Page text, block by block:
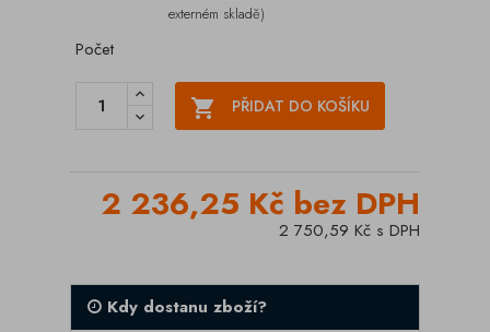
externém skladě)
Počet
 PŘIDAT DO KOŠÍKU
2 236,25 Kč bez DPH
2 750,59 Kč s DPH
Kdy dostanu zboží?